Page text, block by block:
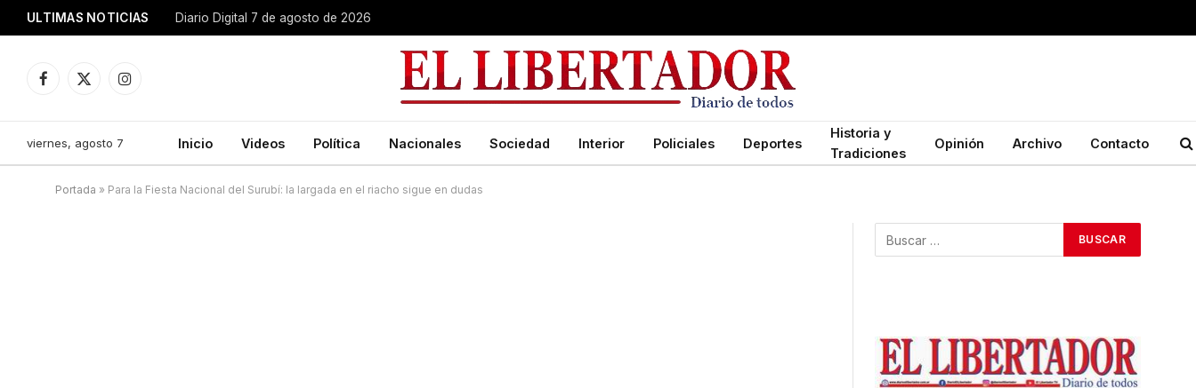
ULTIMAS NOTICIAS Diario Digital 7 de agosto de 2026
Facebook
X
Instagram
viernes, agosto 7 Inicio Videos Política Nacionales Sociedad Interior Policiales Deportes
Historia y
Tradiciones
Opinión Archivo Contacto
Portada » Para la Fiesta Nacional del Surubí: la largada en el riacho sigue en dudas